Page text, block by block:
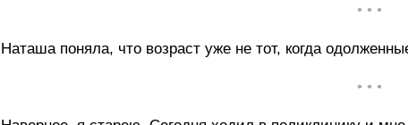
• • •
Наташа поняла, что возраст уже не тот, когда
• • •